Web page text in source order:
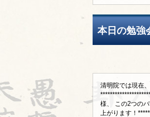
本日の勉強
清明院では現在
様、 この2つの
上がります！